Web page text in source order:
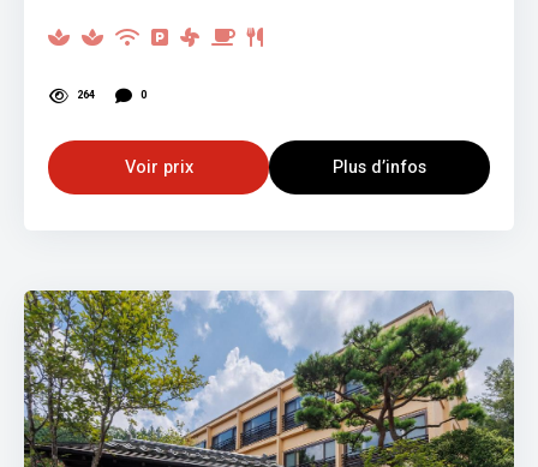
264 0
Voir prix Plus d’infos